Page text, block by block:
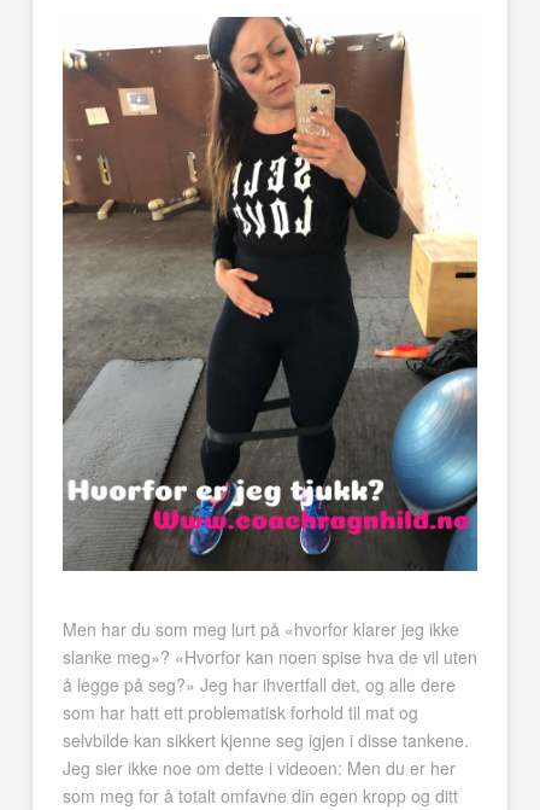
Men har du som meg lurt på «hvorfor klarer jeg ikke
slanke meg»? «Hvorfor kan noen spise hva de vil uten
å legge på seg?» Jeg har ihvertfall det, og alle dere
som har hatt ett problematisk forhold til mat og
selvbilde kan sikkert kjenne seg igjen i disse tankene.
Jeg sier ikke noe om dette i videoen: Men du er her
som meg for å totalt omfavne din egen kropp og ditt